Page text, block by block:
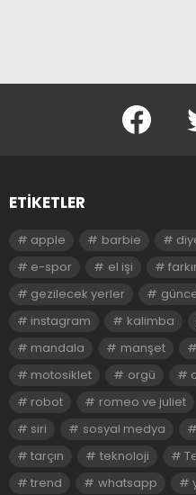
facebook
ETIKETLER
apple barbie
e-spor
el işi
gezilecek yerler
instagram
kalimba
mandala
manşet
motosiklet
orgü
robot
romeo ve juliet
siri
sosyal medya
tarçın
teknoloji
trend
whatsapp